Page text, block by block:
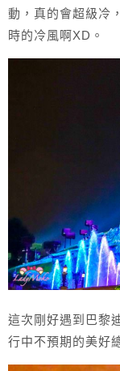
動，真的會超級冷
時的冷風啊XD。
這次剛好遇到巴黎
行中不預期的美好